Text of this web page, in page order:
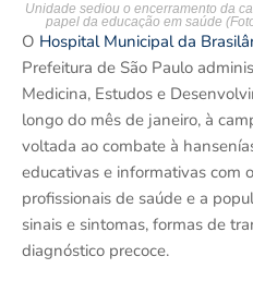
Unidade sediou o encerramento da
papel da educação em saúde
O Hospital Municipal da
Prefeitura de São Paulo
Medicina, Estudos e
longo do mês de janeiro, à
voltada ao combate à
educativas e informativas com
profissionais de saúde e a
sinais e sintomas, formas de
diagnóstico precoce.